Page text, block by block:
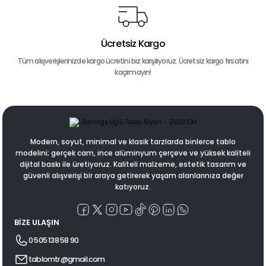
Ücretsiz Kargo
Tüm alışverişlerinizde kargo ücretini biz karşılıyoruz. Ücretsiz kargo fırsatını
kaçırmayın!
Modern, soyut, minimal ve klasik tarzlarda binlerce tablo
modelini; gerçek cam, ince alüminyum çerçeve ve yüksek kaliteli
dijital baskı ile üretiyoruz. Kaliteli malzeme, estetik tasarım ve
güvenli alışverişi bir araya getirerek yaşam alanlarınıza değer
katıyoruz.
BİZE ULAŞIN
0 505 138 58 90
tablomtr@gmail.com